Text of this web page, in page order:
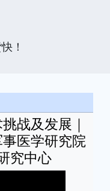
！
战及发展｜
医学研究院
究中心